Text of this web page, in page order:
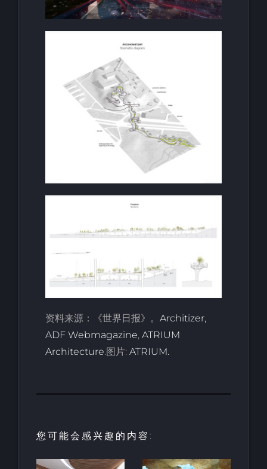
资料来源：《世界日报》。 Architizer,
ADF Webmagazine, ATRIUM
Architecture.图片: ATRIUM.
您可能会感兴趣的内容: